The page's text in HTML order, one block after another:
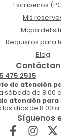
Escríbenos
Mis
Mapa del
Requisitos para
Blog
475 2535
de atención
sábado de 8:00
atención
los días de 8:00
Síguenos